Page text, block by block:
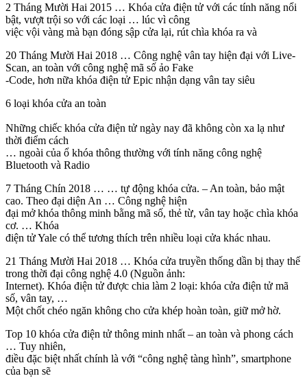
2 Tháng Mười Hai 2015 … Khóa cửa điện tử với các tính năng nổi
bật, vượt trội so với các loại … lúc vì công
việc vội vàng mà bạn đóng sập cửa lại, rút chìa khóa ra và
20 Tháng Mười Hai 2018 … Công nghệ vân tay hiện đại với Live-
Scan, an toàn với công nghệ mã số ảo Fake
-Code, hơn nữa khóa điện tử Epic nhận dạng vân tay siêu
6 loại khóa cửa an toàn
Những chiếc khóa cửa điện tử ngày nay đã không còn xa lạ như
thời điểm cách
… ngoài của ổ khóa thông thường với tính năng công nghệ
Bluetooth và Radio
7 Tháng Chín 2018 … … tự động khóa cửa. – An toàn, bảo mật
cao. Theo đại diện An … Công nghệ hiện
đại mở khóa thông minh bằng mã số, thẻ từ, vân tay hoặc chìa khóa
cơ. … Khóa
điện tử Yale có thể tương thích trên nhiều loại cửa khác nhau.
21 Tháng Mười Hai 2018 … Khóa cửa truyền thống dần bị thay thế
trong thời đại công nghệ 4.0 (Nguồn ảnh:
Internet). Khóa điện tử được chia làm 2 loại: khóa cửa điện tử mã
số, vân tay, …
Một chốt chéo ngăn không cho cửa khép hoàn toàn, giữ mở hờ.
Top 10 khóa cửa điện tử thông minh nhất – an toàn và phong cách
… Tuy nhiên,
điều đặc biệt nhất chính là với “công nghệ tàng hình”, smartphone
của bạn sẽ